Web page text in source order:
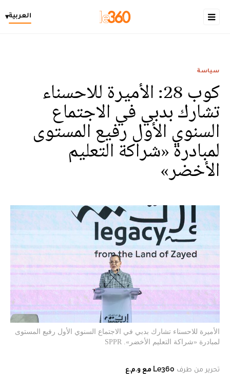
العربية▾
سياسة
كوب 28: الأميرة للاحسناء
تشارك بدبي في الاجتماع
السنوي الأول رفيع المستوى
لمبادرة «شراكة التعليم
الأخضر»
الأميرة للاحسناء تشارك بدبي في الاجتماع السنوي الأول رفيع المستوى
لمبادرة «شراكة التعليم الأخضر». SPPR
تحرير من طرف Le360 مع و.م.ع